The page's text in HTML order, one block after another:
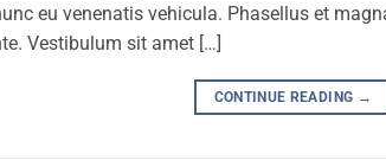
eu venenatis vehicula. Phasellus et
Vestibulum sit amet […]
CONTINUE READING →